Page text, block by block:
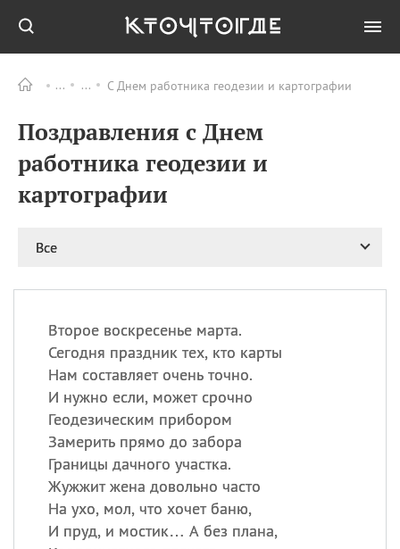
С Днем работника геодезии и картографии
Поздравления с Днем
работника геодезии и
картографии
Все
Второе воскресенье марта.
Сегодня праздник тех, кто карты
Нам составляет очень точно.
И нужно если, может срочно
Геодезическим прибором
Замерить прямо до забора
Границы дачного участка.
Жужжит жена довольно часто
На ухо, мол, что хочет баню,
И пруд, и мостик… А без плана,
ПРАЗДНИКИ Все
09.08 День памяти жертв
бомбардировки
09.08 День Дымняшки
ИМЕНА
Сегодня празднуют именины
Сергей, Теодор,
Посмотреть значение
происхождение